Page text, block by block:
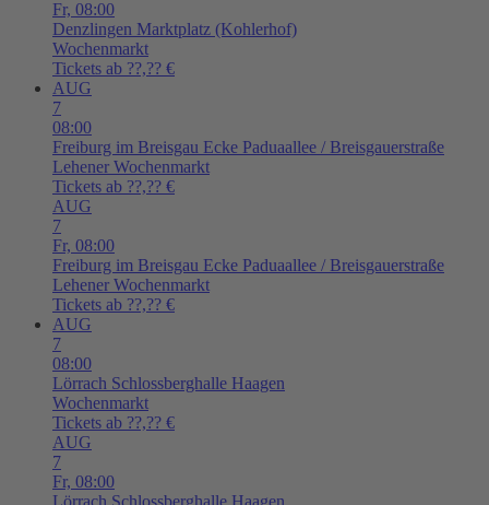
Fr, 08:00
Denzlingen Marktplatz (Kohlerhof)
Wochenmarkt
Tickets ab ??,?? €
AUG
7
08:00
Freiburg im Breisgau Ecke Paduaallee / Breisgauerstraße
Lehener Wochenmarkt
Tickets ab ??,?? €
AUG
7
Fr, 08:00
Freiburg im Breisgau Ecke Paduaallee / Breisgauerstraße
Lehener Wochenmarkt
Tickets ab ??,?? €
AUG
7
08:00
Lörrach Schlossberghalle Haagen
Wochenmarkt
Tickets ab ??,?? €
AUG
7
Fr, 08:00
Lörrach Schlossberghalle Haagen